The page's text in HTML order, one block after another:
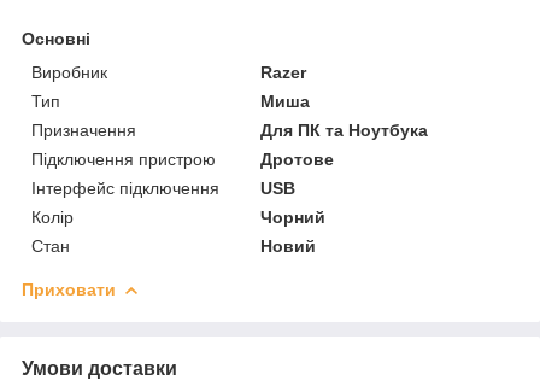
Основні
Виробник
Razer
Тип
Миша
Призначення
Для ПК та Ноутбука
Підключення пристрою
Дротове
Інтерфейс підключення
USB
Колір
Чорний
Стан
Новий
Приховати
Умови доставки